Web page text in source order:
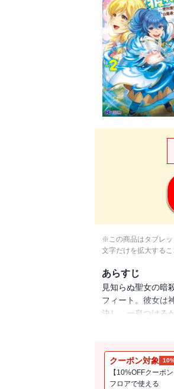
※この商品はタブレッ
文字だけを拡大する
あらすじ
見知らぬ聖女の暗
フィート。彼女は
決し、一息つける
ピンチ!? 次々と
クーポン対象
【10%OFFクーポ
フロアで使える